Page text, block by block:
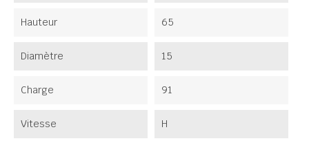
Hauteur 65
Diamètre 15
Charge 91
Vitesse H